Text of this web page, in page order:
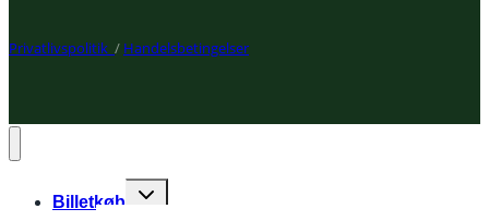
Privatlivspolitik / Handelsbetingelser
Billetkøb
Expand